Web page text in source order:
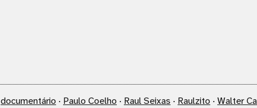
documentário · Paulo Coelho · Raul Seixas · Raulzito · Walter